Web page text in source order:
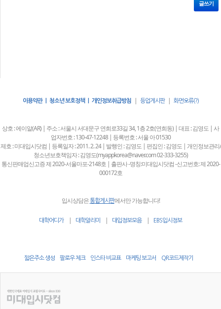
글쓰기
이용약관 | 청소년 보호정책 | 개인정보취급방침| 등업게시판| 화면오류(?)
상호 : 에이알(AR) | 주소 : 서울시 서대문구 연희로33길 34, 1층 2호(연희동) | 대표 : 김영도 | 사
업자번호 : 130-47-12248 | 등록번호 : 서울 아 01530
제호 : 미대입시닷컴 | 등록일자 : 2011. 2. 24 | 발행인 : 김영도 | 편집인 : 김영도 | 개인정보관리/
청소년보호책임자 : 김영도(myappkorea@naver.com 02-333-3255)
통신판매업신고증 제 2020-서울마포-2148호 | 출판사 -명칭:미대입시닷컴 -신고번호: 제 2020-
000172호
입시상담은통합게시판에서만 가능합니다!
대학어디가| 대학알리미 | 대입정보모음| EBS입시정보
짧은주소 생성 팔로우 체크 인스타 비교표 마케팅 보고서 QR코드제작기